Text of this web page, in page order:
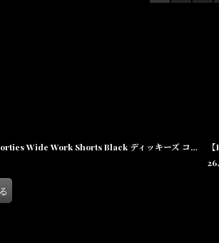
【F.A.T. × Dickies ショートパンツ メンズファッション 通販 沖縄】Shorties Wide Work Shorts Black ディッキーズ コラボ ワイド ワークショーツ ブラック